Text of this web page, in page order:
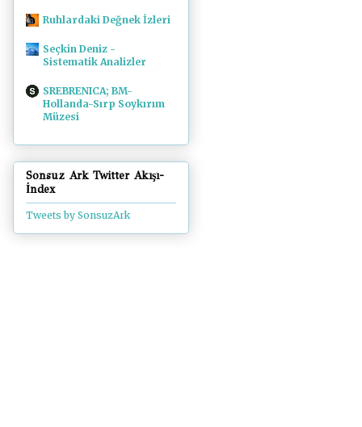
Ruhlardaki Değnek İzleri
Seçkin Deniz -
Sistematik Analizler
SREBRENICA; BM-
Hollanda-Sırp Soykırım
Müzesi
Sonsuz Ark Twitter Akışı-
İndex
Tweets by SonsuzArk